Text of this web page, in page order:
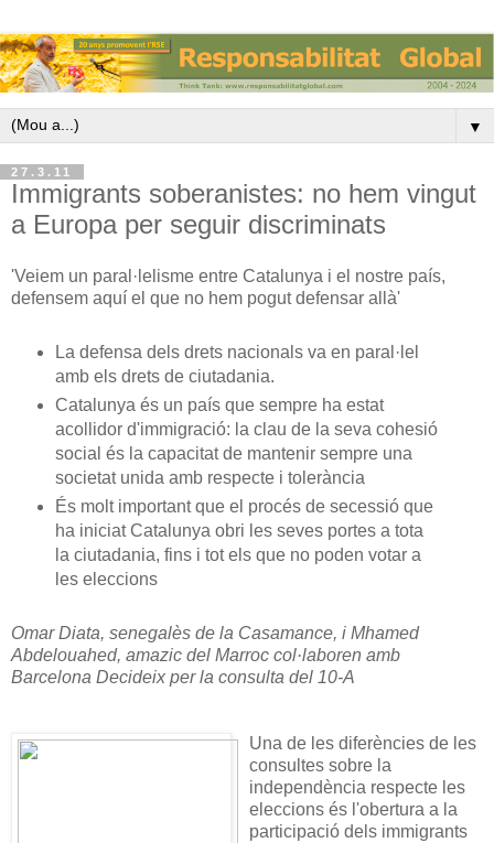
▼
27.3.11
Immigrants soberanistes: no hem vingut
a Europa per seguir discriminats
'Veiem un paral·lelisme entre Catalunya i el nostre país,
defensem aquí el que no hem pogut defensar allà'
La defensa dels drets nacionals va en paral·lel
amb els drets de ciutadania.
Catalunya és un país que sempre ha estat
acollidor d'immigració: la clau de la seva cohesió
social és la capacitat de mantenir sempre una
societat unida amb respecte i tolerància
És molt important que el procés de secessió que
ha iniciat Catalunya obri les seves portes a tota
la ciutadania, fins i tot els que no poden votar a
les eleccions
Omar Diata, senegalès de la Casamance, i Mhamed
Abdelouahed, amazic del Marroc col·laboren amb
Barcelona Decideix per la consulta del 10-A
Una de les diferències de les
consultes sobre la
independència respecte les
eleccions és l'obertura a la
participació dels immigrants